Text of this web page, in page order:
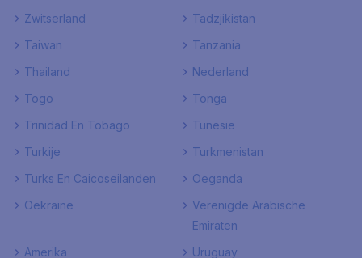
Zwitserland
Tadzjikistan
Taiwan
Tanzania
Thailand
Nederland
Togo
Tonga
Trinidad En Tobago
Tunesie
Turkije
Turkmenistan
Turks En Caicoseilanden
Oeganda
Oekraine
Verenigde Arabische
Emiraten
Amerika
Uruguay